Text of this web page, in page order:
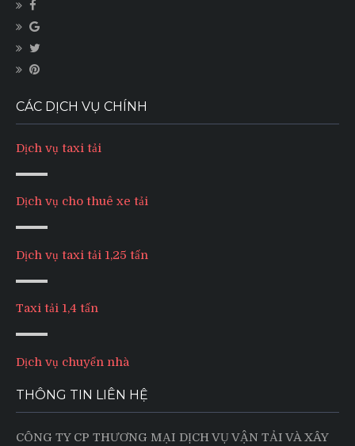
CÁC DỊCH VỤ CHÍNH
Dịch vụ taxi tải
Dịch vụ cho thuê xe tải
Dịch vụ taxi tải 1,25 tấn
Taxi tải 1,4 tấn
Dịch vụ chuyển nhà
THÔNG TIN LIÊN HỆ
CÔNG TY CP THƯƠNG MẠI DỊCH VỤ VẬN TẢI VÀ XÂY